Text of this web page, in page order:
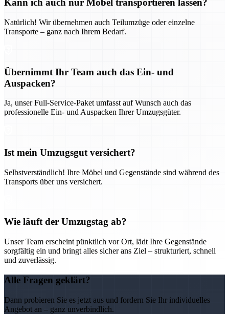
Kann ich auch nur Möbel transportieren lassen?
Natürlich! Wir übernehmen auch Teilumzüge oder einzelne
Transporte – ganz nach Ihrem Bedarf.
Übernimmt Ihr Team auch das Ein- und
Auspacken?
Ja, unser Full-Service-Paket umfasst auf Wunsch auch das
professionelle Ein- und Auspacken Ihrer Umzugsgüter.
Ist mein Umzugsgut versichert?
Selbstverständlich! Ihre Möbel und Gegenstände sind während des
Transports über uns versichert.
Wie läuft der Umzugstag ab?
Unser Team erscheint pünktlich vor Ort, lädt Ihre Gegenstände
sorgfältig ein und bringt alles sicher ans Ziel – strukturiert, schnell
und zuverlässig.
Alle Fragen geklärt?
Dann probieren Sie es jetzt aus und fordern Sie Ihr individuelles
Angebot an – ganz unverbindlich.